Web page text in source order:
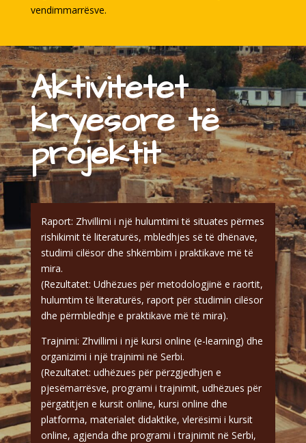
vendimmarrësve.
Aktivitetet
kryesore të
projektit
Raport: Zhvillimi i një hulumtimi të situates përmes
rishikimit të literaturës, mbledhjes së të dhënave,
studimi cilësor dhe shkëmbim i praktikave më të
mira.
(Rezultatet: Udhëzues për metodologjinë e raortit,
hulumtim të literaturës, raport për studimin cilësor
dhe përmbledhje e praktikave më të mira).
Trajnimi: Zhvillimi i një kursi online (e-learning) dhe
organizimi i një trajnimi në Serbi.
(Rezultatet: udhëzues për përzgjedhjen e
pjesëmarrësve, programi i trajnimit, udhëzues për
përgatitjen e kursit online, kursi online dhe
platforma, materialet didaktike, vlerësimi i kursit
online, agjenda dhe programi i trajnimit në Serbi,